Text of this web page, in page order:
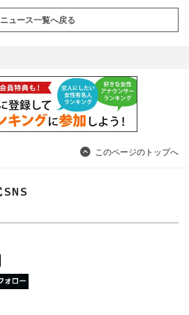
ニュース一覧へ戻る
このページのトップへ